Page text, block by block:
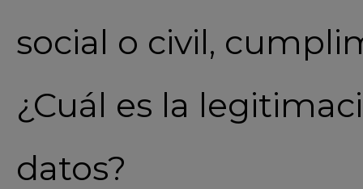
social o civil,
¿Cuál es la
datos?